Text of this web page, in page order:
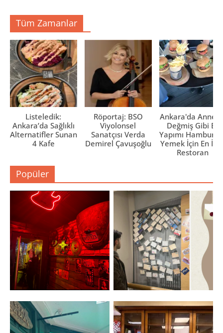
Tüm Zamanlar
Listeledik:
Ankara’da Sağlıklı
Alternatifler Sunan
4 Kafe
Röportaj: BSO
Viyolonsel
Sanatçısı Verda
Demirel Çavuşoğlu
Ankara'da Anne
Değmiş Gibi Ev
Yapımı
Yemek İçin En İyi
Restoran
Popüler